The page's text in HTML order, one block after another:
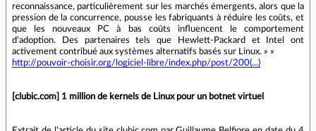
reconnaissance, particulièrement sur les marchés émergents, alors que la
pression de la concurrence, pousse les fabriquants à réduire les coûts, et
que les nouveaux PC à bas coûts influencent le comportement
d'adoption. Des partenaires tels que Hewlett-Packard et Intel ont
activement contribué aux systèmes alternatifs basés sur Linux. » »
http://pouvoir-choisir.org/logiciel-libre/index.php/post/200(...)
[clubic.com] 1 million de kernels de Linux pour un botnet virtuel